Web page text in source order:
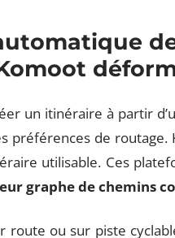
un itinéraire à partir
préférences de routage.
utilisable. Ces
graphe de chemins
route ou sur piste